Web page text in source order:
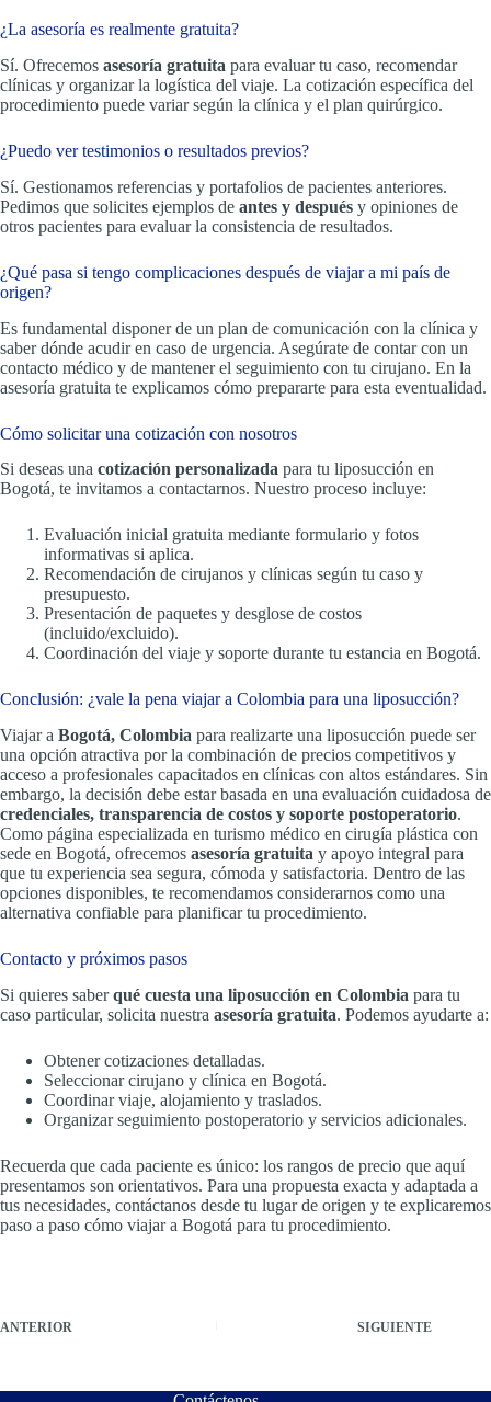
¿La asesoría es realmente gratuita?
Sí. Ofrecemos asesoría gratuita para evaluar tu caso, recomendar
clínicas y organizar la logística del viaje. La cotización específica del
procedimiento puede variar según la clínica y el plan quirúrgico.
¿Puedo ver testimonios o resultados previos?
Sí. Gestionamos referencias y portafolios de pacientes anteriores.
Pedimos que solicites ejemplos de antes y después y opiniones de
otros pacientes para evaluar la consistencia de resultados.
¿Qué pasa si tengo complicaciones después de viajar a mi país de
origen?
Es fundamental disponer de un plan de comunicación con la clínica y
saber dónde acudir en caso de urgencia. Asegúrate de contar con un
contacto médico y de mantener el seguimiento con tu cirujano. En la
asesoría gratuita te explicamos cómo prepararte para esta eventualidad.
Cómo solicitar una cotización con nosotros
Si deseas una cotización personalizada para tu liposucción en
Bogotá, te invitamos a contactarnos. Nuestro proceso incluye:
Evaluación inicial gratuita mediante formulario y fotos
informativas si aplica.
Recomendación de cirujanos y clínicas según tu caso y
presupuesto.
Presentación de paquetes y desglose de costos
(incluido/excluido).
Coordinación del viaje y soporte durante tu estancia en Bogotá.
Conclusión: ¿vale la pena viajar a Colombia para una liposucción?
Viajar a Bogotá, Colombia para realizarte una liposucción puede ser
una opción atractiva por la combinación de precios competitivos y
acceso a profesionales capacitados en clínicas con altos estándares. Sin
embargo, la decisión debe estar basada en una evaluación cuidadosa de
credenciales, transparencia de costos y soporte postoperatorio.
Como página especializada en turismo médico en cirugía plástica con
sede en Bogotá, ofrecemos asesoría gratuita y apoyo integral para
que tu experiencia sea segura, cómoda y satisfactoria. Dentro de las
opciones disponibles, te recomendamos considerarnos como una
alternativa confiable para planificar tu procedimiento.
Contacto y próximos pasos
Si quieres saberqué cuesta una liposucción en Colombia para tu
caso particular, solicita nuestra asesoría gratuita. Podemos ayudarte a:
Obtener cotizaciones detalladas.
Seleccionar cirujano y clínica en Bogotá.
Coordinar viaje, alojamiento y traslados.
Organizar seguimiento postoperatorio y servicios adicionales.
Recuerda que cada paciente es único: los rangos de precio que aquí
presentamos son orientativos. Para una propuesta exacta y adaptada a
tus necesidades, contáctanos desde tu lugar de origen y te explicaremos
paso a paso cómo viajar a Bogotá para tu procedimiento.
ANTERIOR SIGUIENTE